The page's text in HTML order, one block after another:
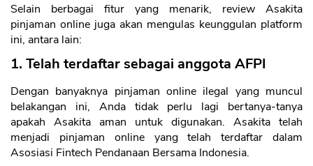
Selain berbagai fitur yang menarik, review Asakita
pinjaman online juga akan mengulas keunggulan platform
ini, antara lain:
1. Telah terdaftar sebagai anggota AFPI
Dengan banyaknya pinjaman online ilegal yang muncul
belakangan ini, Anda tidak perlu lagi bertanya-tanya
apakah Asakita aman untuk digunakan. Asakita telah
menjadi pinjaman online yang telah terdaftar dalam
Asosiasi Fintech Pendanaan Bersama Indonesia.